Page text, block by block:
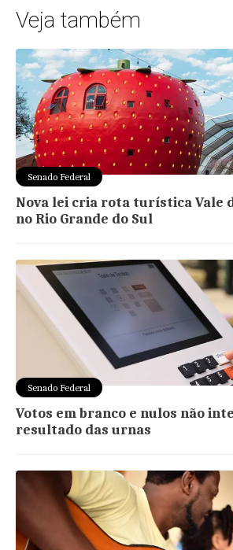
Veja também
Senado Federal
Nova lei cria rota turística Vale
no Rio Grande do Sul
Senado Federal
Votos em branco e nulos não
resultado das urnas